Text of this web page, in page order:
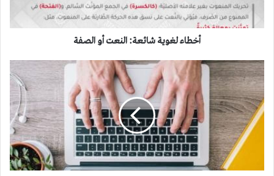
أخطاء لغوية شائعة: النعت أو الصفة
11
طريقة
لتحسين
كتابتك